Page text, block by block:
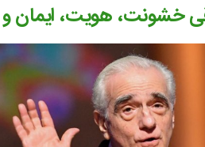
خشونت، هویت، ایمان